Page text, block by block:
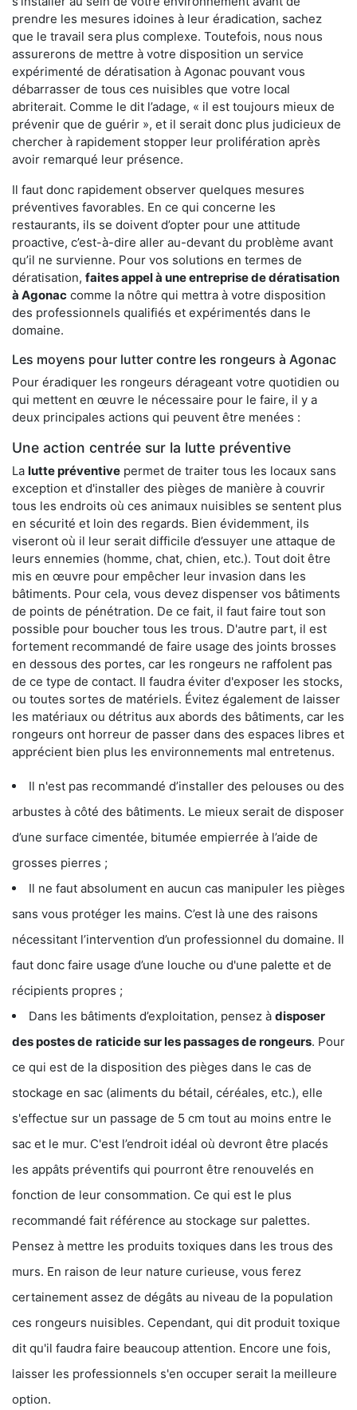
prendre les mesures idoines à leur éradication, sachez
que le travail sera plus complexe. Toutefois, nous nous
assurerons de mettre à votre disposition un service
expérimenté de dératisation à Agonac pouvant vous
débarrasser de tous ces nuisibles que votre local
abriterait. Comme le dit l’adage, « il est toujours mieux de
prévenir que de guérir », et il serait donc plus judicieux de
chercher à rapidement stopper leur prolifération après
avoir remarqué leur présence.
Il faut donc rapidement observer quelques mesures
préventives favorables. En ce qui concerne les
restaurants, ils se doivent d’opter pour une attitude
proactive, c’est-à-dire aller au-devant du problème avant
qu’il ne survienne. Pour vos solutions en termes de
dératisation, faites appel à une entreprise de dératisation
à Agonac comme la nôtre qui mettra à votre disposition
des professionnels qualifiés et expérimentés dans le
domaine.
Les moyens pour lutter contre les rongeurs à Agonac
Pour éradiquer les rongeurs dérageant votre quotidien ou
qui mettent en œuvre le nécessaire pour le faire, il y a
deux principales actions qui peuvent être menées :
Une action centrée sur la lutte préventive
La lutte préventive permet de traiter tous les locaux sans
exception et d'installer des pièges de manière à couvrir
tous les endroits où ces animaux nuisibles se sentent plus
en sécurité et loin des regards. Bien évidemment, ils
viseront où il leur serait difficile d’essuyer une attaque de
leurs ennemies (homme, chat, chien, etc.). Tout doit être
mis en œuvre pour empêcher leur invasion dans les
bâtiments. Pour cela, vous devez dispenser vos bâtiments
de points de pénétration. De ce fait, il faut faire tout son
possible pour boucher tous les trous. D'autre part, il est
fortement recommandé de faire usage des joints brosses
en dessous des portes, car les rongeurs ne raffolent pas
de ce type de contact. Il faudra éviter d'exposer les stocks,
ou toutes sortes de matériels. Évitez également de laisser
les matériaux ou détritus aux abords des bâtiments, car les
rongeurs ont horreur de passer dans des espaces libres et
apprécient bien plus les environnements mal entretenus.
Il n'est pas recommandé d’installer des pelouses ou des
arbustes à côté des bâtiments. Le mieux serait de disposer
d’une surface cimentée, bitumée empierrée à l’aide de
grosses pierres ;
Il ne faut absolument en aucun cas manipuler les pièges
sans vous protéger les mains. C’est là une des raisons
nécessitant l’intervention d’un professionnel du domaine. Il
faut donc faire usage d’une louche ou d'une palette et de
récipients propres ;
Dans les bâtiments d’exploitation, pensez à disposer
des postes de raticide sur les passages de rongeurs. Pour
ce qui est de la disposition des pièges dans le cas de
stockage en sac (aliments du bétail, céréales, etc.), elle
s'effectue sur un passage de 5 cm tout au moins entre le
sac et le mur. C'est l’endroit idéal où devront être placés
les appâts préventifs qui pourront être renouvelés en
fonction de leur consommation. Ce qui est le plus
recommandé fait référence au stockage sur palettes.
Pensez à mettre les produits toxiques dans les trous des
murs. En raison de leur nature curieuse, vous ferez
certainement assez de dégâts au niveau de la population
ces rongeurs nuisibles. Cependant, qui dit produit toxique
dit qu'il faudra faire beaucoup attention. Encore une fois,
laisser les professionnels s'en occuper serait la meilleure
option.